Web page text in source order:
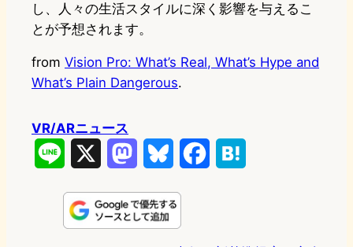
し、人々の生活スタイルに深く影響を与えるこ
とが予想されます。
from Vision Pro: What’s Real, What’s Hype and
What’s Plain Dangerous.
VR/ARニュース
n
s
u
e
e